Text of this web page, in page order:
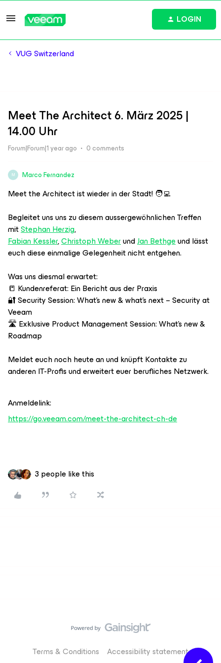
LOGIN
VUG Switzerland
Meet The Architect 6. März 2025 |
14.00 Uhr
Forum|Forum|1 year ago 0 comments
M Marco Fernandez
Meet the Architect ist wieder in der Stadt! 🧑‍💻
Begleitet uns uns zu diesem aussergewöhnlichen Treffen
mitStephan Herzig,
Fabian Kessler,Christoph WeberundJan Bethgeund lässt
euch diese einmalige Gelegenheit nicht entgehen.
Was uns diesmal erwartet:
📒 Kundenreferat: Ein Bericht aus der Praxis
🔐 Security Session: What’s new & what’s next – Security at
Veeam
🛣️ Exklusive Product Management Session: What’s new &
Roadmap
Meldet euch noch heute an und knüpft Kontakte zu
anderen IT-Profis und erweitert euer berufliches Netzwerk.
Anmeldelink:
https://go.veeam.com/meet-the-architect-ch-de
3 people like this
Terms & Conditions Accessibility statement